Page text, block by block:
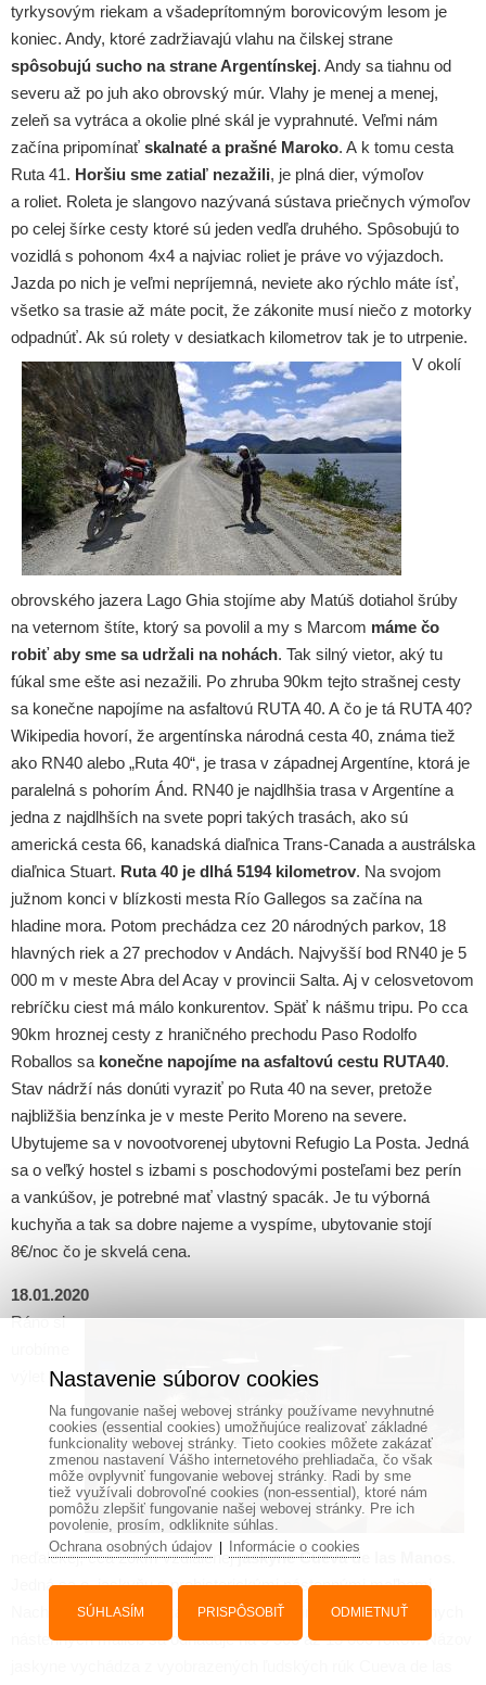
tyrkysovým riekam a všadeprítomným borovicovým lesom je
koniec. Andy, ktoré zadržiavajú vlahu na čilskej strane
spôsobujú sucho na strane Argentínskej. Andy sa tiahnu od
severu až po juh ako obrovský múr. Vlahy je menej a menej,
zeleň sa vytráca a okolie plné skál je vyprahnuté. Veľmi nám
začína pripomínať skalnaté a prašné Maroko. A k tomu cesta
Ruta 41. Horšiu sme zatiaľ nezažili, je plná dier, výmoľov
a roliet. Roleta je slangovo nazývaná sústava priečnych výmoľov
po celej šírke cesty ktoré sú jeden vedľa druhého. Spôsobujú to
vozidlá s pohonom 4x4 a najviac roliet je práve vo výjazdoch.
Jazda po nich je veľmi nepríjemná, neviete ako rýchlo máte ísť,
všetko sa trasie až máte pocit, že zákonite musí niečo z motorky
odpadnúť. Ak sú rolety v desiatkach kilometrov tak je to utrpenie.
V okolí
obrovského jazera Lago Ghia stojíme aby Matúš dotiahol šrúby
na veternom štíte, ktorý sa povolil a my s Marcom máme čo
robiť aby sme sa udržali na nohách. Tak silný vietor, aký tu
fúkal sme ešte asi nezažili. Po zhruba 90km tejto strašnej cesty
sa konečne napojíme na asfaltovú RUTA 40. A čo je tá RUTA 40?
Wikipedia hovorí, že argentínska národná cesta 40, známa tiež
ako RN40 alebo „Ruta 40“, je trasa v západnej Argentíne, ktorá je
paralelná s pohorím Ánd. RN40 je najdlhšia trasa v Argentíne a
jedna z najdlhších na svete popri takých trasách, ako sú
americká cesta 66, kanadská diaľnica Trans-Canada a austrálska
diaľnica Stuart. Ruta 40 je dlhá 5194 kilometrov. Na svojom
južnom konci v blízkosti mesta Río Gallegos sa začína na
hladine mora. Potom prechádza cez 20 národných parkov, 18
hlavných riek a 27 prechodov v Andách. Najvyšší bod RN40 je 5
000 m v meste Abra del Acay v provincii Salta. Aj v celosvetovom
rebríčku ciest má málo konkurentov. Späť k nášmu tripu. Po cca
90km hroznej cesty z hraničného prechodu Paso Rodolfo
Roballos sa konečne napojíme na asfaltovú cestu RUTA40.
Stav nádrží nás donúti vyraziť po Ruta 40 na sever, pretože
najbližšia benzínka je v meste Perito Moreno na severe.
Ubytujeme sa v novootvorenej ubytovni Refugio La Posta. Jedná
sa o veľký hostel s izbami s poschodovými posteľami bez perín
a vankúšov, je potrebné mať vlastný spacák. Je tu výborná
kuchyňa a tak sa dobre najeme a vyspíme, ubytovanie stojí
8€/noc čo je skvelá cena.
18.01.2020
Ráno si
výlet do
neďalekej, cca 20km vzdialenejjaskyne Cueva de las Manos
Jedná sa o jaskyňu s prehistorickými nástennými maľbami.
Nachádza sa v stene kaňona rieky Río Pinturas. Vek miestnych
nástenných malieb sa odhaduje na 9 500 až 13 000 rokov. Názov
Nastavenie súborov cookies
Na fungovanie našej webovej stránky používame nevyhnutné
cookies (essential cookies) umožňujúce realizovať základné
funkcionality webovej stránky. Tieto cookies môžete zakázať
zmenou nastavení Vášho internetového prehliadača, čo však
môže ovplyvniť fungovanie webovej stránky. Radi by sme
tiež využívali dobrovoľné cookies (non-essential), ktoré nám
pomôžu zlepšiť fungovanie našej webovej stránky. Pre ich
povolenie, prosím, odkliknite súhlas.
Ochrana osobných údajov| Informácie o cookies
SÚHLASÍM PRISPÔSOBIŤ ODMIETNUŤ